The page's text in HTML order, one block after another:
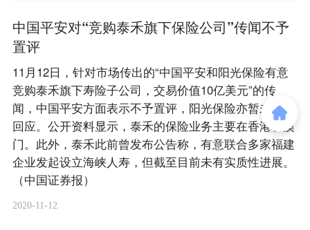
中国平安对“竞购泰禾旗下保险公司”传闻不予
置评
11月12日，针对市场传出的“中国平安和阳光保险有意
竞购泰禾旗下寿险子公司，交易价值10亿美元”的传
闻，中国平安方面表示不予置评，阳光保险亦暂未作出
回应。公开资料显示，泰禾的保险业务主要在香港和澳
门。此外，泰禾此前曾发布公告称，有意联合多家福建
企业发起设立海峡人寿，但截至目前未有实质性进展。
（中国证券报）
2020-11-12